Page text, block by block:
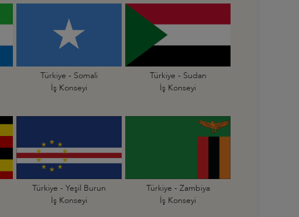
Türkiye - Somali
İş Konseyi
Türkiye - Sudan
İş Konseyi
Türkiye - Yeşil Burun
İş Konseyi
Türkiye - Zambiya
İş Konseyi